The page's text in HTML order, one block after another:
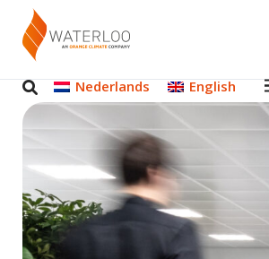
Nederlands English